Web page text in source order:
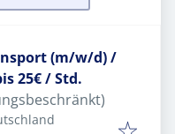
(m/w/d) /
25€ / Std.